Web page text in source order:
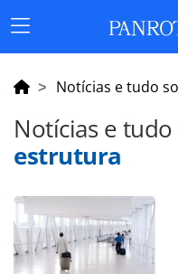
Menu
Principal
Notícias e tudo
Notícias e
estrutura